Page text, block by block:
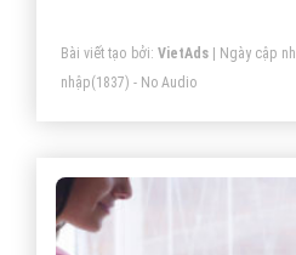
Bài viết tạo bởi: VietAds| Ngày cập
nhập(1837) - No Audio